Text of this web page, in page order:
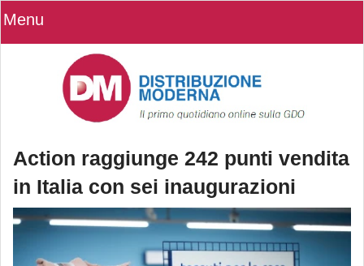
Menu
Action raggiunge 242 punti vendita
in Italia con sei inaugurazioni